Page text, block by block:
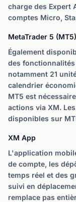
charge des Expert
comptes Micro,
MetaTrader 5 (MT5)
Également
des
notamment 21
calendrier
MT5 est
actions via XM.
disponibles sur
XM App
L'application
de compte, les
temps réel et des
suivi en
remplace pas